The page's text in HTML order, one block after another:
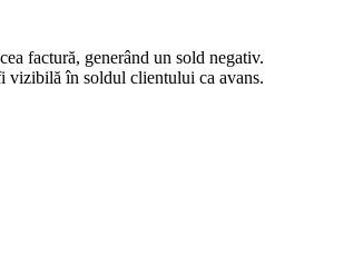
factură, generând un sold negativ.
vizibilă în soldul clientului ca avans.